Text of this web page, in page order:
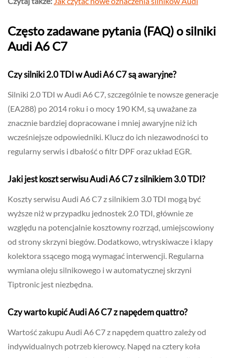
Często zadawane pytania (FAQ) o silniki
Audi A6 C7
Czy silniki 2.0 TDI w Audi A6 C7 są awaryjne?
Silniki 2.0 TDI w Audi A6 C7, szczególnie te nowsze generacje
(EA288) po 2014 roku i o mocy 190 KM, są uważane za
znacznie bardziej dopracowane i mniej awaryjne niż ich
wcześniejsze odpowiedniki. Klucz do ich niezawodności to
regularny serwis i dbałość o filtr DPF oraz układ EGR.
Jaki jest koszt serwisu Audi A6 C7 z silnikiem 3.0 TDI?
Koszty serwisu Audi A6 C7 z silnikiem 3.0 TDI mogą być
wyższe niż w przypadku jednostek 2.0 TDI, głównie ze
względu na potencjalnie kosztowny rozrząd, umiejscowiony
od strony skrzyni biegów. Dodatkowo, wtryskiwacze i klapy
kolektora ssącego mogą wymagać interwencji. Regularna
wymiana oleju silnikowego i w automatycznej skrzyni
Tiptronic jest niezbędna.
Czy warto kupić Audi A6 C7 z napędem quattro?
Wartość zakupu Audi A6 C7 z napędem quattro zależy od
indywidualnych potrzeb kierowcy. Napęd na cztery koła